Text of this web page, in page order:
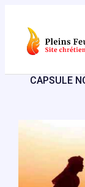
contenu
CAPSULE